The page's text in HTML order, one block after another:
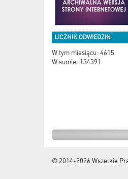
LICZNIK ODWIEDZIN
W tym miesiącu: 4615
W sumie: 134391
© 2014-2026 Wszelkie